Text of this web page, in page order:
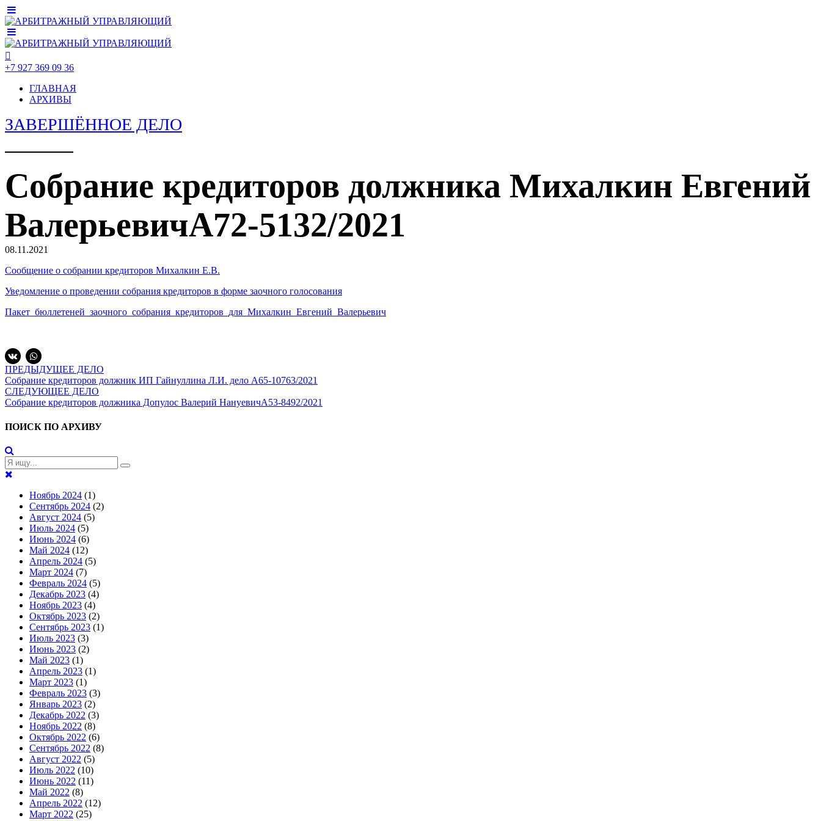
+7 927 369 09 36
ГЛАВНАЯ
АРХИВЫ
ЗАВЕРШЁННОЕ ДЕЛО
Собрание кредиторов должника Михалкин Евгений
ВалерьевичА72-5132/2021
08.11.2021
Сообщение о собрании кредиторов Михалкин Е.В.
Уведомление о проведении собрания кредиторов в форме заочного голосования
Пакет_бюллетеней_заочного_собрания_кредиторов_для_Михалкин_Евгений_Валерьевич
ПРЕДЫДУЩЕЕ ДЕЛО
Собрание кредиторов должник ИП Гайнуллина Л.И. дело А65-10763/2021
СЛЕДУЮЩЕЕ ДЕЛО
Собрание кредиторов должника Допулос Валерий НануевичА53-8492/2021
ПОИСК ПО АРХИВУ
Ноябрь 2024 (1)
Сентябрь 2024 (2)
Август 2024 (5)
Июль 2024 (5)
Июнь 2024 (6)
Май 2024 (12)
Апрель 2024 (5)
Март 2024 (7)
Февраль 2024 (5)
Декабрь 2023 (4)
Ноябрь 2023 (4)
Октябрь 2023 (2)
Сентябрь 2023 (1)
Июль 2023 (3)
Июнь 2023 (2)
Май 2023 (1)
Апрель 2023 (1)
Март 2023 (1)
Февраль 2023 (3)
Январь 2023 (2)
Декабрь 2022 (3)
Ноябрь 2022 (8)
Октябрь 2022 (6)
Сентябрь 2022 (8)
Август 2022 (5)
Июль 2022 (10)
Июнь 2022 (11)
Май 2022 (8)
Апрель 2022 (12)
Март 2022 (25)